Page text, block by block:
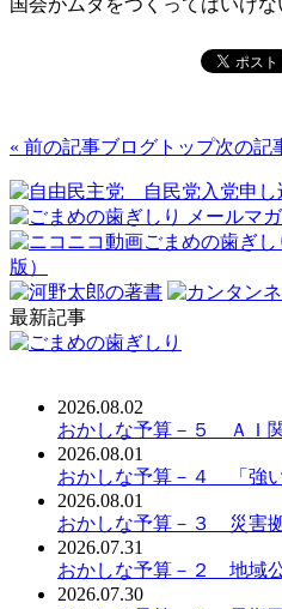
« 前の記事ブログトップ次の記
最新記事
2026.08.02
おかしな予算－５ ＡＩ
2026.08.01
おかしな予算－４ 「強
2026.08.01
おかしな予算－３ 災害
2026.07.31
おかしな予算－２ 地域
2026.07.30